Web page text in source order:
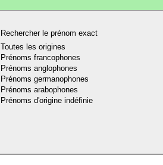
Rechercher le prénom exact
Toutes les origines
Prénoms francophones
Prénoms anglophones
Prénoms germanophones
Prénoms arabophones
Prénoms d'origine indéfinie